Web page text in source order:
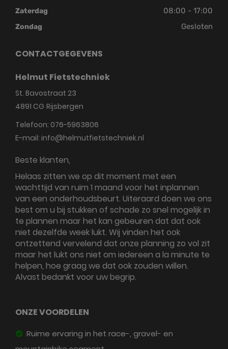
Zaterdag 08:00 - 17:00
Zondag Gesloten
CONTACTGEGEVENS
Helmut Fietstechniek
St. Bavostraat 23
4891 CG Rijsbergen
Telefoon: 076-5963806
E-mail: info@helmutfietstechniek.nl
Beste klanten,
Helaas zitten we op dit moment met een
wachttijd van ruim 1 maand voor het inplannen
van een onderhoudsbeurt. Uiteraard doen we ons
best om u bij stukken of schade zo snel mogelijk in
te plannen maar het kan gebeuren dat dat ook
niet dezelfde week lukt. Wij vinden het ook
ontzettend vervelend dat onze planning zo vol zit
maar het lukt ons niet om iedereen a la minute te
helpen, hoe graag we dat ook zouden willen.
Alvast bedankt voor uw begrip.
ONZE VOORDELEN
Ruime ervaring in het race-, gravel- en